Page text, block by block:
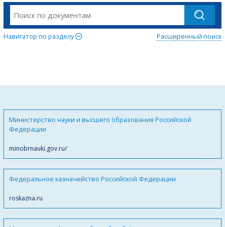
Навигатор по разделу Расширенный поиск
Министерство науки и высшего образования Российской
Федерации
minobrnauki.gov.ru/
Федеральное казначейство Российской Федерации
roskazna.ru